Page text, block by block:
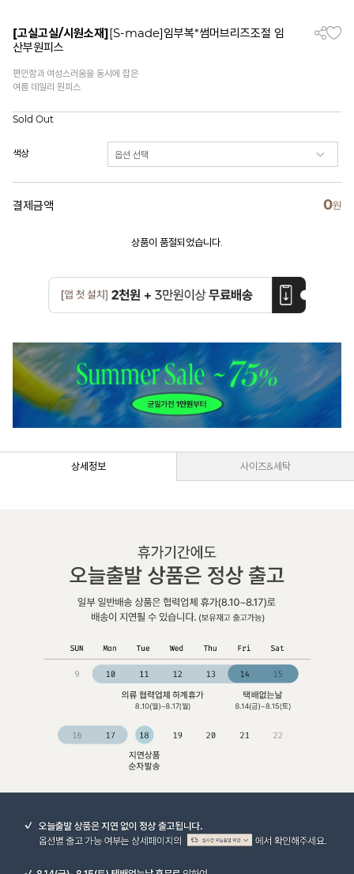
[고실고실/시원소재][S-made]임부복*썸머브리즈조절 임
산부원피스
편안함과 여성스러움을 동시에 잡은
여름 데일리 원피스
Sold Out
색상
결제금액 0원
상품이 품절되었습니다.
상세정보 사이즈&세탁